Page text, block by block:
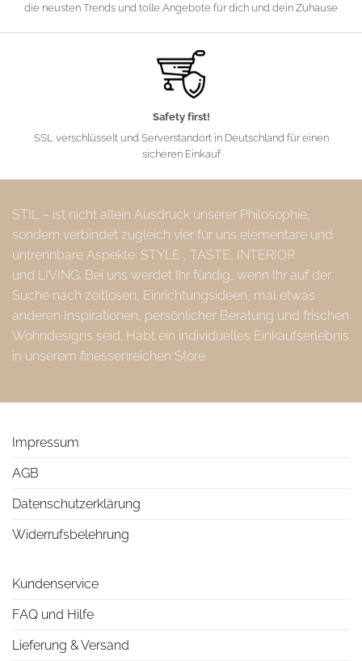
die neusten Trends und tolle Angebote für dich und dein Zuhause
Safety first!
SSL verschlüsselt und Serverstandort in Deutschland für einen
sicheren Einkauf
STIL – ist nicht allein Ausdruck unserer Philosophie,
sondern verbindet zugleich vier für uns elementare und
untrennbare Aspekte: STYLE , TASTE, INTERIOR
und LIVING. Bei uns werdet Ihr fündig, wenn Ihr auf der
Suche nach zeitlosen, Einrichtungsideen, mal etwas
anderen Inspirationen, persönlicher Beratung und frischen
Wohndesigns seid. Habt ein individuelles Einkaufserlebnis
in unserem finessenreichen Store.
Impressum
AGB
Datenschutzerklärung
Widerrufsbelehrung
Kundenservice
FAQ und Hilfe
Lieferung & Versand